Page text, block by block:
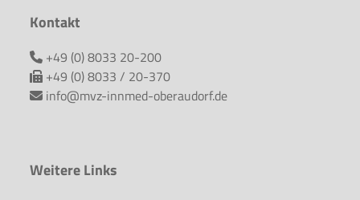
Kontakt
+49 (0) 8033 20-200
+49 (0) 8033 / 20-370
info@mvz-innmed-oberaudorf.de
Weitere Links